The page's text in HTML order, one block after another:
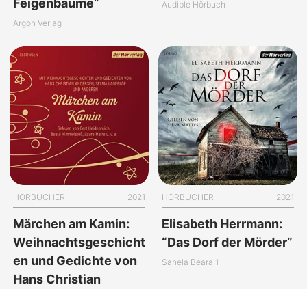
Feigenbäume”
Argon Verlag
Audible Hörbuch
HÖRBÜCHER 2021
Märchen am Kamin:
Weihnachtsgeschicht
en und Gedichte von
Hans Christian
HÖRBÜCHER 2021
Elisabeth Herrmann:
“Das Dorf der Mörder”
Sanela Beara 1